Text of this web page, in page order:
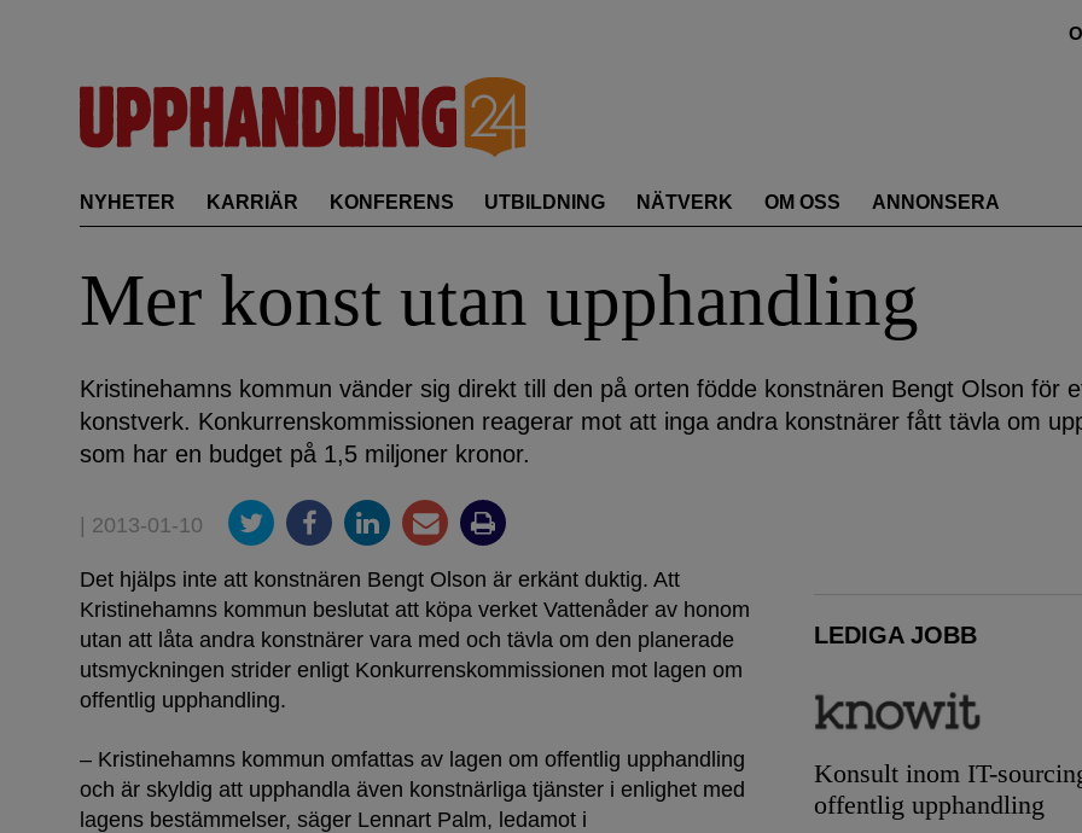
NYHETER KARRIÄR KONFERENS UTBILDNING NÄTVERK OM OSS ANNONSERA
Mer konst utan upphandling
Kristinehamns kommun vänder sig direkt till den på orten födde konstnären Bengt Olson för
konstverk. Konkurrenskommissionen reagerar mot att inga andra konstnärer fått tävla om
som har en budget på 1,5 miljoner kronor.
| 2013-01-10
Det hjälps inte att konstnären Bengt Olson är erkänt duktig. Att
Kristinehamns kommun beslutat att köpa verket Vattenåder av honom
utan att låta andra konstnärer vara med och tävla om den planerade
utsmyckningen strider enligt Konkurrenskommissionen mot lagen om
offentlig upphandling.
– Kristinehamns kommun omfattas av lagen om offentlig upphandling
och är skyldig att upphandla även konstnärliga tjänster i enlighet med
lagens bestämmelser, säger Lennart Palm, ledamot i
LEDIGA JOBB
Konsult inom IT-
offentlig upphandling